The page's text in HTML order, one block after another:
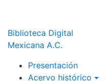
Biblioteca Digital
Mexicana A.C.
Presentación
Acervo histórico